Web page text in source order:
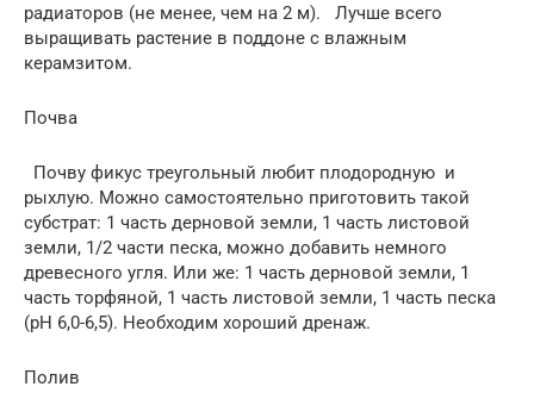
радиаторов (не менее, чем на 2 м). Лучше всего
выращивать растение в поддоне с влажным
керамзитом.
Почва
Почву фикус треугольный любит плодородную и
рыхлую. Можно самостоятельно приготовить такой
субстрат: 1 часть дерновой земли, 1 часть листовой
земли, 1/2 части песка, можно добавить немного
древесного угля. Или же: 1 часть дерновой земли, 1
часть торфяной, 1 часть листовой земли, 1 часть песка
(рН 6,0-6,5). Необходим хороший дренаж.
Полив